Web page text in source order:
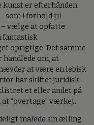
kunst er efterhånden
som i forhold til
vælge at opfatte
fantastisk
oprigtige. Det samme
handlede om, at
at være en lebisk
har skiftet juridisk
et eller andet på
“overtage” værket.
malede sin ælling